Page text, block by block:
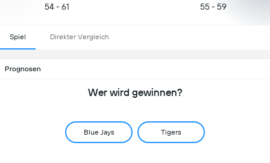
54 - 61 55 - 59
Spiel Direkter Vergleich
Prognosen
Wer wird gewinnen?
Blue Jays Tigers